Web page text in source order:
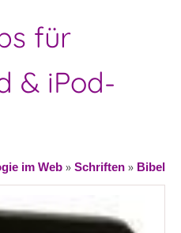
für
& iPod-
im Web » Schriften » Bibel